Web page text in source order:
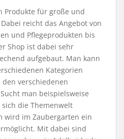
Produkte für große und
reicht das Angebot von
und Pflegeprodukten bis
Shop ist dabei sehr
aufgebaut. Man kann
Kategorien
verschiedenen
man beispielsweise
die Themenwelt
wird im Zaubergarten ein
Mit dabei sind